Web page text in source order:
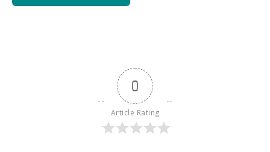
0
Article Rating